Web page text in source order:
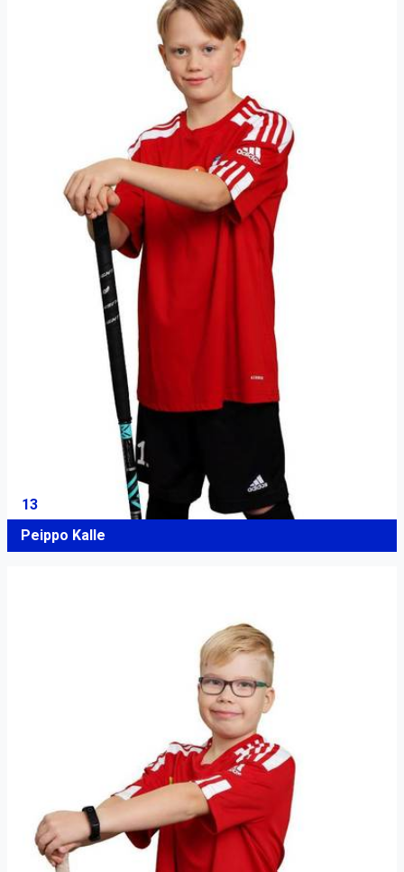
13
Peippo Kalle